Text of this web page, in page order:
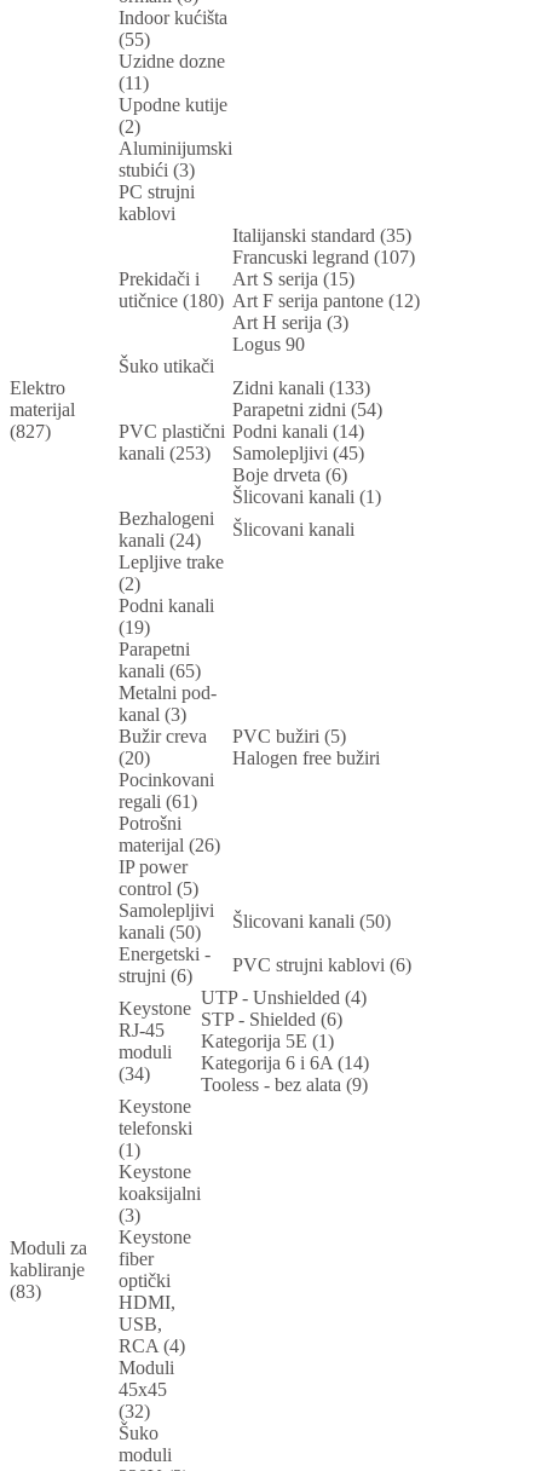
Elektro
materijal
(827)
Indoor kućišta
(55)
Uzidne dozne
(11)
Upodne kutije
(2)
Aluminijumski
stubići (3)
PC strujni
kablovi
Prekidači i
utičnice (180)
Italijanski standard (35)
Francuski legrand (107)
Art S serija (15)
Art F serija pantone (12)
Art H serija (3)
Logus 90
Šuko utikači
PVC plastični
kanali (253)
Zidni kanali (133)
Parapetni zidni (54)
Podni kanali (14)
Samolepljivi (45)
Boje drveta (6)
Šlicovani kanali (1)
Bezhalogeni
kanali (24)
Šlicovani kanali
Lepljive trake
(2)
Podni kanali
(19)
Parapetni
kanali (65)
Metalni pod-
kanal (3)
Bužir creva
(20)
PVC bužiri (5)
Halogen free bužiri
Pocinkovani
regali (61)
Potrošni
materijal (26)
IP power
control (5)
Samolepljivi
kanali (50)
Šlicovani kanali (50)
Energetski -
strujni (6)
PVC strujni kablovi (6)
Moduli za
kabliranje
(83)
Keystone
RJ-45
moduli
(34)
UTP - Unshielded (4)
STP - Shielded (6)
Kategorija 5E (1)
Kategorija 6 i 6A (14)
Tooless - bez alata (9)
Keystone
telefonski
(1)
Keystone
koaksijalni
(3)
Keystone
fiber
optički
HDMI,
USB,
RCA (4)
Moduli
45x45
(32)
Šuko
moduli